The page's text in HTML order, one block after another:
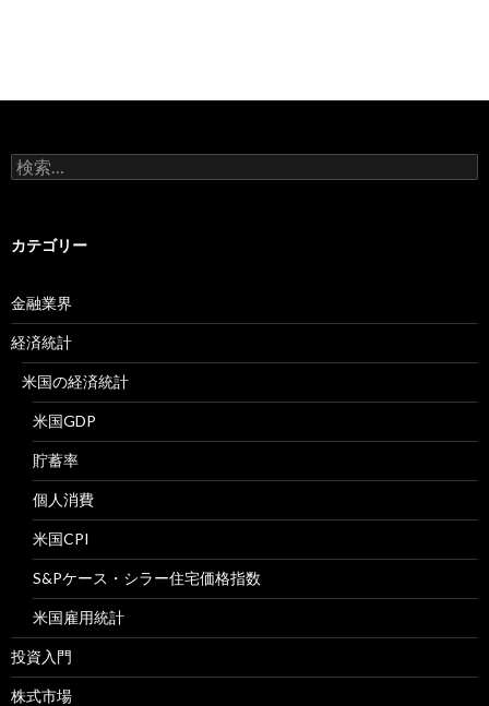
検
索:
カテゴリー
金融業界
経済統計
米国の経済統計
米国GDP
貯蓄率
個人消費
米国CPI
S&Pケース・シラー住宅価格指数
米国雇用統計
投資入門
株式市場